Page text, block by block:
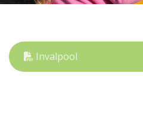
Invalpool